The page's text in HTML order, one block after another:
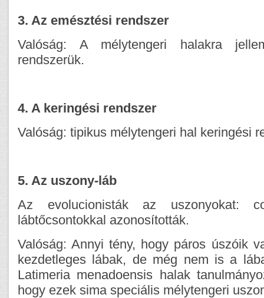
3. Az emésztési rendszer
Valóság: A mélytengeri halakra
rendszerük.
4. A keringési rendszer
Valóság: tipikus mélytengeri hal keringési
5. Az uszony-láb
Az evolucionisták az uszonyokat:
lábtőcsontokkal azonosították.
Valóság: Annyi tény, hogy páros úszóik
kezdetleges lábak, de még nem is a
Latimeria menadoensis halak
hogy ezek sima speciális mélytengeri